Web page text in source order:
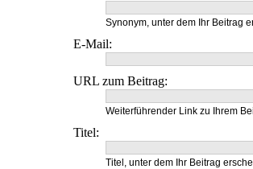
Synonym, unter dem Ihr Beitrag
E-Mail:
URL zum Beitrag:
Weiterführender Link zu Ihrem
Titel:
Titel, unter dem Ihr Beitrag